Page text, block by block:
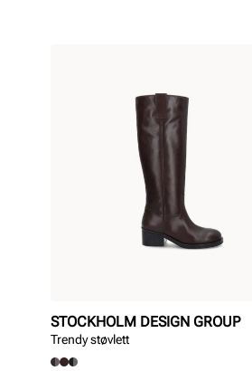
STOCKHOLM DESIGN GROUP
Trendy støvlett